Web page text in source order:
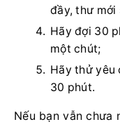
đầy, thư mới
Hãy đợi 30
một chút;
Hãy thử yêu
30 phút.
Nếu bạn vẫn chưa